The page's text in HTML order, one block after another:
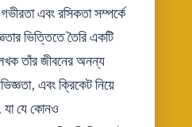
এবং রসিকতা সম্পর্কে
ভিত্তিতে তৈরি একটি
তাঁর জীবনের অনন্য
এবং ক্রিকেট নিয়ে
যা যে কোনও